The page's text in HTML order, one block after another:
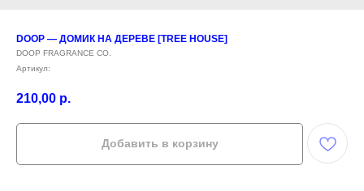
DOOP — ДОМИК НА ДЕРЕВЕ [TREE HOUSE]
DOOP FRAGRANCE CO.
Артикул:
210,00 р.
Добавить в корзину